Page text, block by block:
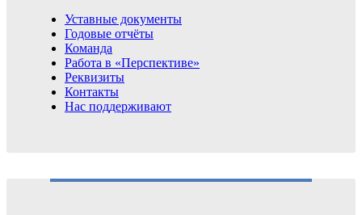
Уставные документы
Годовые отчёты
Команда
Работа в «Перспективе»
Реквизиты
Контакты
Нас поддерживают